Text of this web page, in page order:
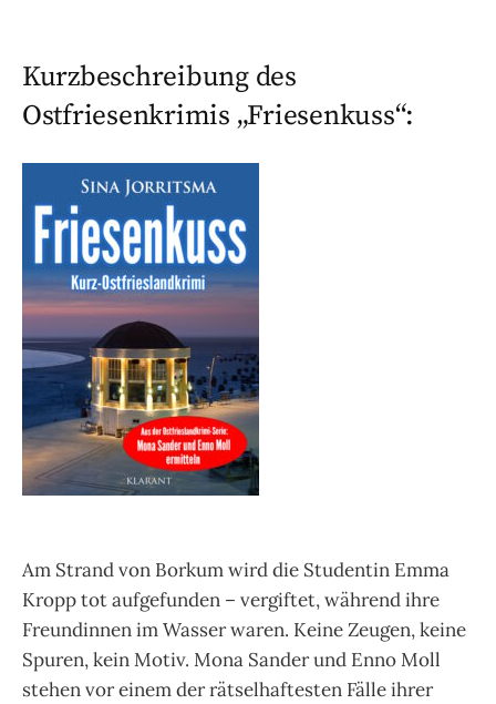
Kurzbeschreibung des
Ostfriesenkrimis „Friesenkuss“:
Am Strand von Borkum wird die Studentin Emma
Kropp tot aufgefunden – vergiftet, während ihre
Freundinnen im Wasser waren. Keine Zeugen, keine
Spuren, kein Motiv. Mona Sander und Enno Moll
stehen vor einem der rätselhaftesten Fälle ihrer